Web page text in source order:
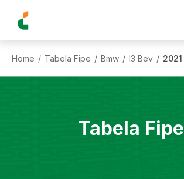
Home / Tabela Fipe / Bmw / I3 Bev / 2021
Tabela Fipe